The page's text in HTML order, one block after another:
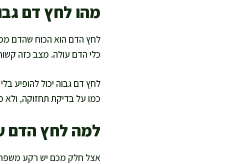
מהו לחץ דם
לחץ הדם הוא הכוח שהדם
כלי הדם עולה. מצב כזה
לחץ דם גבוה יכול להופיע
כמו על בדיקת תחזוקה,
למה לחץ הדם
אצל חלק מכם יש רקע